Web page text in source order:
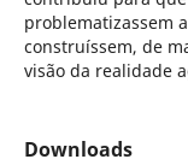
problematizassem
construíssem, de
visão da realidade
Downloads